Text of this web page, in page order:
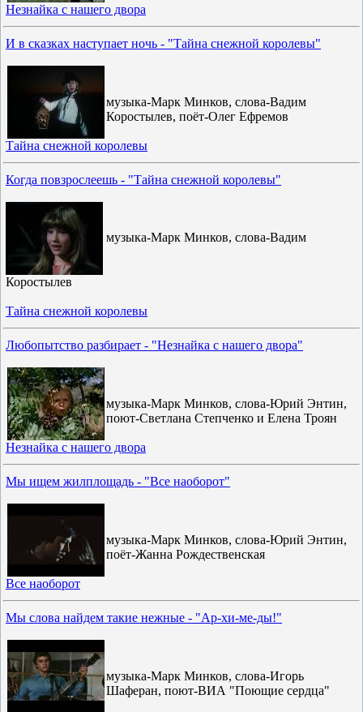
Незнайка с нашего двора
И в сказках наступает ночь - "Тайна снежной королевы"
музыка-Марк Минков, слова-Вадим
Коростылев, поёт-Олег Ефремов
Тайна снежной королевы
Когда повзрослеешь - "Тайна снежной королевы"
музыка-Марк Минков, слова-Вадим
Коростылев
Тайна снежной королевы
Любопытство разбирает - "Незнайка с нашего двора"
музыка-Марк Минков, слова-Юрий Энтин,
поют-Светлана Степченко и Елена Троян
Незнайка с нашего двора
Мы ищем жилплощадь - "Все наоборот"
музыка-Марк Минков, слова-Юрий Энтин,
поёт-Жанна Рождественская
Все наоборот
Мы слова найдем такие нежные - "Ар-хи-ме-ды!"
музыка-Марк Минков, слова-Игорь
Шаферан, поют-ВИА "Поющие сердца"